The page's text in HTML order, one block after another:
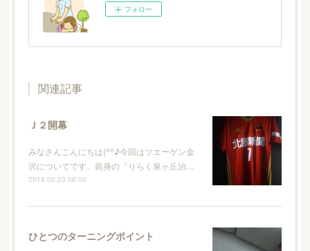
フォロー
関連記事
Ｊ２開幕
みなさんこんにちは(^^♪今回はツエーゲン金
沢についてです。前身の『りらく泉ヶ丘治…
2018.02.23 08:00
ひとつのターニングポイント